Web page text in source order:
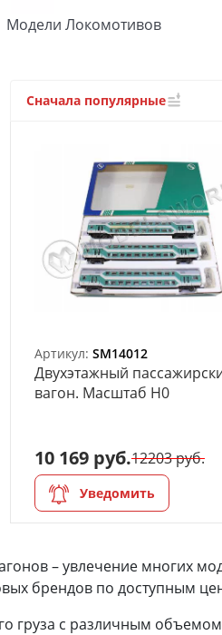
Модели Локомотивов
Сначала популярные
Артикул: SM14012
Двухэтажный
вагон. Масштаб H0
10 169 руб.12203 руб.
Уведомить
– увлечение многих
брендов по доступным
груза с различным